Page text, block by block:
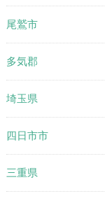
尾鷲市
多気郡
埼玉県
四日市市
三重県